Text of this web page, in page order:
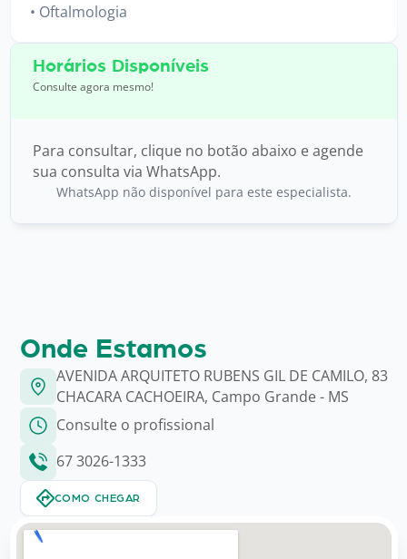
Oftalmologia
Horários Disponíveis
Consulte agora mesmo!
Para consultar, clique no botão abaixo e agende
sua consulta via WhatsApp.
WhatsApp não disponível para este especialista.
Onde Estamos
AVENIDA ARQUITETO RUBENS GIL DE CAMILO, 83
CHACARA CACHOEIRA, Campo Grande - MS
Consulte o profissional
67 3026-1333
COMO CHEGAR